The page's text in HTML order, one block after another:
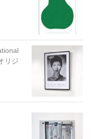
リジ